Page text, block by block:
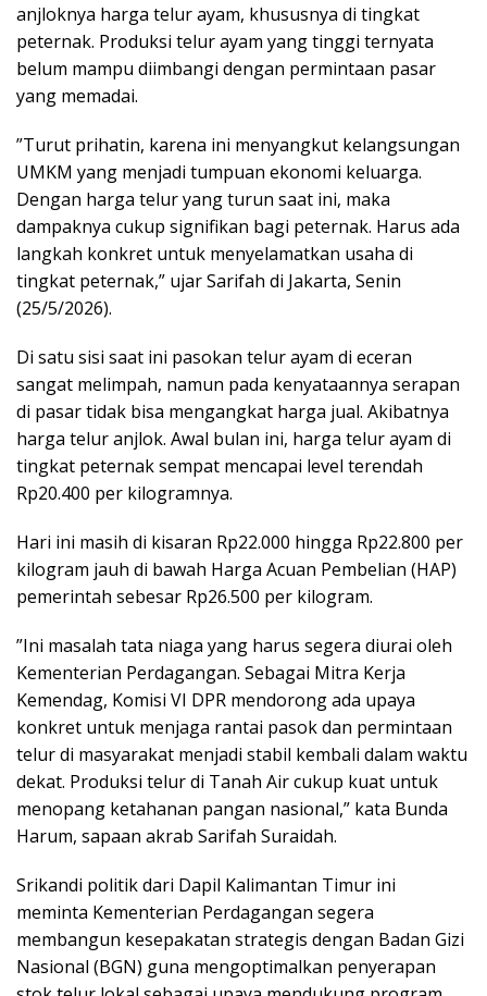
anjloknya harga telur ayam, khususnya di tingkat
peternak. Produksi telur ayam yang tinggi ternyata
belum mampu diimbangi dengan permintaan pasar
yang memadai.
”Turut prihatin, karena ini menyangkut kelangsungan
UMKM yang menjadi tumpuan ekonomi keluarga.
Dengan harga telur yang turun saat ini, maka
dampaknya cukup signifikan bagi peternak. Harus ada
langkah konkret untuk menyelamatkan usaha di
tingkat peternak,” ujar Sarifah di Jakarta, Senin
(25/5/2026).
Di satu sisi saat ini pasokan telur ayam di eceran
sangat melimpah, namun pada kenyataannya serapan
di pasar tidak bisa mengangkat harga jual. Akibatnya
harga telur anjlok. Awal bulan ini, harga telur ayam di
tingkat peternak sempat mencapai level terendah
Rp20.400 per kilogramnya.
Hari ini masih di kisaran Rp22.000 hingga Rp22.800 per
kilogram jauh di bawah Harga Acuan Pembelian (HAP)
pemerintah sebesar Rp26.500 per kilogram.
”Ini masalah tata niaga yang harus segera diurai oleh
Kementerian Perdagangan. Sebagai Mitra Kerja
Kemendag, Komisi VI DPR mendorong ada upaya
konkret untuk menjaga rantai pasok dan permintaan
telur di masyarakat menjadi stabil kembali dalam waktu
dekat. Produksi telur di Tanah Air cukup kuat untuk
menopang ketahanan pangan nasional,” kata Bunda
Harum, sapaan akrab Sarifah Suraidah.
Srikandi politik dari Dapil Kalimantan Timur ini
meminta Kementerian Perdagangan segera
membangun kesepakatan strategis dengan Badan Gizi
Nasional (BGN) guna mengoptimalkan penyerapan